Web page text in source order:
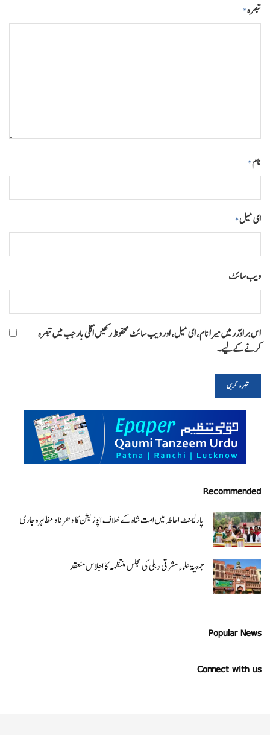
تبصرہ*
نام*
ای میل*
ویب‌ سائٹ
اس براؤزر میں میرا نام، ای میل، اور ویب سائٹ محفوظ رکھیں اگلی بار جب میں تبصرہ
کرنے کےلیے۔
Recommended
پارلیمنٹ احاطہ میں امت شاہ کے خلاف اپوزیشن کا دھرنا و مظاہرہ جاری
جمعیۃ علماء مشرقی دہلی کی مجلس منتظمہ کا اجلاس منعقد
Popular News
Connect with us